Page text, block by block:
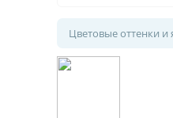
Цветовые оттенки и